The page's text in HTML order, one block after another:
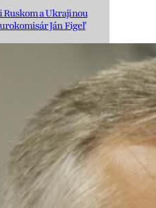
Ruskom a Ukrajinou
Ján Figeľ